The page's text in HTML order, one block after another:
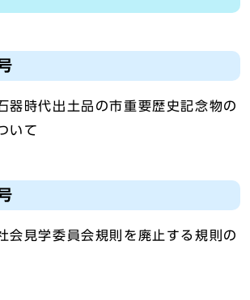
器時代出土品の市重要歴史記念物の
いて
会見学委員会規則を廃止する規則の